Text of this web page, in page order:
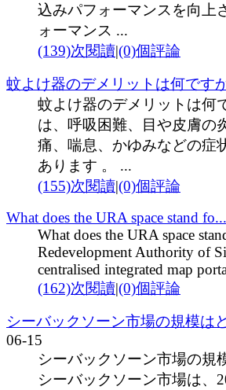
込みパフォーマンスを向上
ォーマンス ...
(139)次閱讀|(0)個評論
蚊よけ器のデメリットは何です
蚊よけ器のデメリットは何
は、呼吸困難、目や皮膚の
痛、喘息、かゆみなどの症
あります 。 ...
(155)次閱讀|(0)個評論
What does the URA space stand fo...
What does the URA space
Redevelopment Authority of
centralised integrated map
(162)次閱讀|(0)個評論
シーバックソーン市場の規模は
06-15
シーバックソーン市場の規
シーバックソーン市場は、